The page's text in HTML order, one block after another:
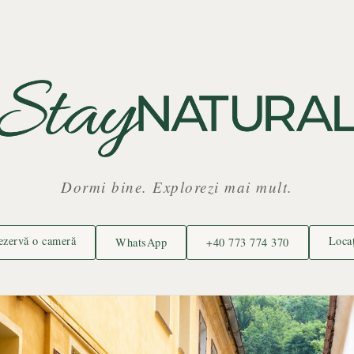
Dormi bine. Explorezi mai mult.
o cameră WhatsApp +40 773 774 370